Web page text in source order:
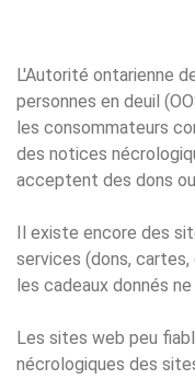
L'Autorité ontarienne
personnes en deuil
les consommateurs
des notices
acceptent des dons
Il existe encore des
services (dons,
les cadeaux donnés
Les sites web peu
nécrologiques des